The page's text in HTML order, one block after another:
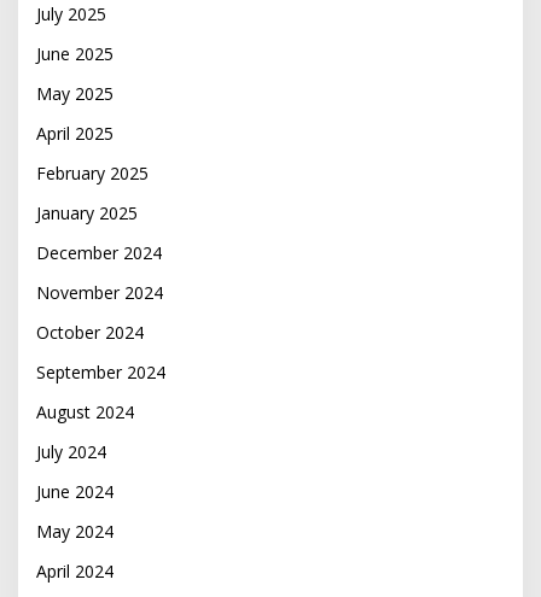
July 2025
June 2025
May 2025
April 2025
February 2025
January 2025
December 2024
November 2024
October 2024
September 2024
August 2024
July 2024
June 2024
May 2024
April 2024